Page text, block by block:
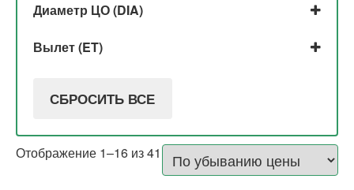
Диаметр ЦО (DIA)
150
Вылет (ET)
116.5
135
СБРОСИТЬ ВСЕ
Отображение 1–16 из 41